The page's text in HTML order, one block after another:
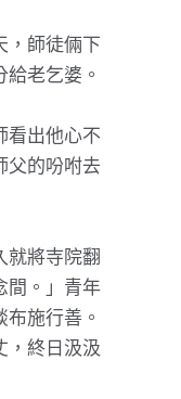
，師徒倆下
老乞婆。
看出他心不
父的吩咐去
就將寺院翻
間。」青年
施行善。
，終日汲汲